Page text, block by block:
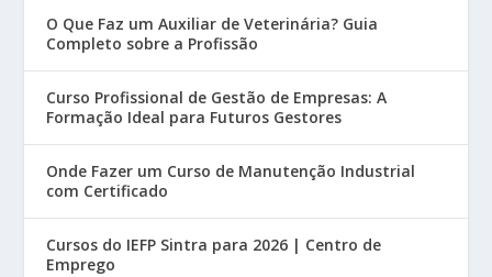
O Que Faz um Auxiliar de Veterinária? Guia
Completo sobre a Profissão
Curso Profissional de Gestão de Empresas: A
Formação Ideal para Futuros Gestores
Onde Fazer um Curso de Manutenção Industrial
com Certificado
Cursos do IEFP Sintra para 2026 | Centro de
Emprego